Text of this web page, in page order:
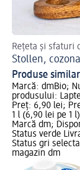
Rețeta și sfaturi
Stollen,
Produse
Marcă: dmBio;
produsului:
Preț: 6,90 lei;
1 l (6,90 lei pe 1
Marcă dm;
Status verde
Status gri
magazin dm